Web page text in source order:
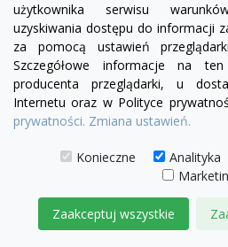
czarny
Lampa wisząca
649,00 zł
użytkownika serwisu
uzyskiwania dostępu do informacji
za pomocą ustawień
Szczegółowe informacje na
producenta przeglądarki, u
Internetu oraz w Polityce
prywatności. Zmiana ustawień.
Konieczne Analityka
Zaakceptuj wszystkie